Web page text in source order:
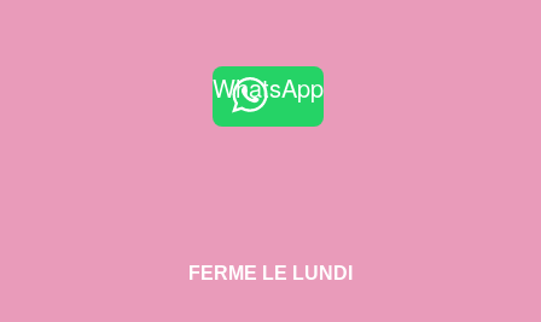
WhatsApp
FERME LE LUNDI